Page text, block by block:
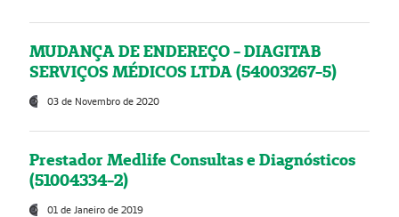
MUDANÇA DE ENDEREÇO - DIAGITAB
SERVIÇOS MÉDICOS LTDA (54003267-5)
03 de Novembro de 2020
Prestador Medlife Consultas e Diagnósticos
(51004334-2)
01 de Janeiro de 2019